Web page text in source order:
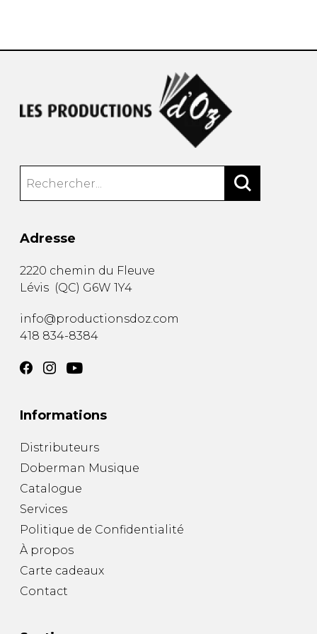
Adresse
2220 chemin du Fleuve
Lévis (QC) G6W 1Y4
info@productionsdoz.com
418 834-8384
Informations
Distributeurs
Doberman Musique
Catalogue
Services
Politique de Confidentialité
À propos
Carte cadeaux
Contact